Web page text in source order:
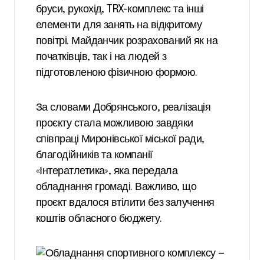
бруси, рукохід, TRX-комплекс та інші
елементи для занять на відкритому
повітрі. Майданчик розрахований як на
початківців, так і на людей з
підготовленою фізичною формою.
За словами Добрянського, реалізація
проєкту стала можливою завдяки
співпраці Миронівської міської ради,
благодійників та компанії
«Інтератлетика», яка передала
обладнання громаді. Важливо, що
проєкт вдалося втілити без залучення
коштів обласного бюджету.